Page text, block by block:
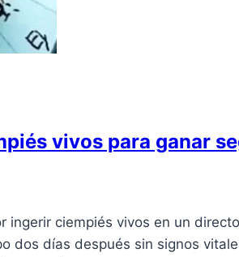
vivos para ganar
ciempiés vivos en un
dos días después sin signos